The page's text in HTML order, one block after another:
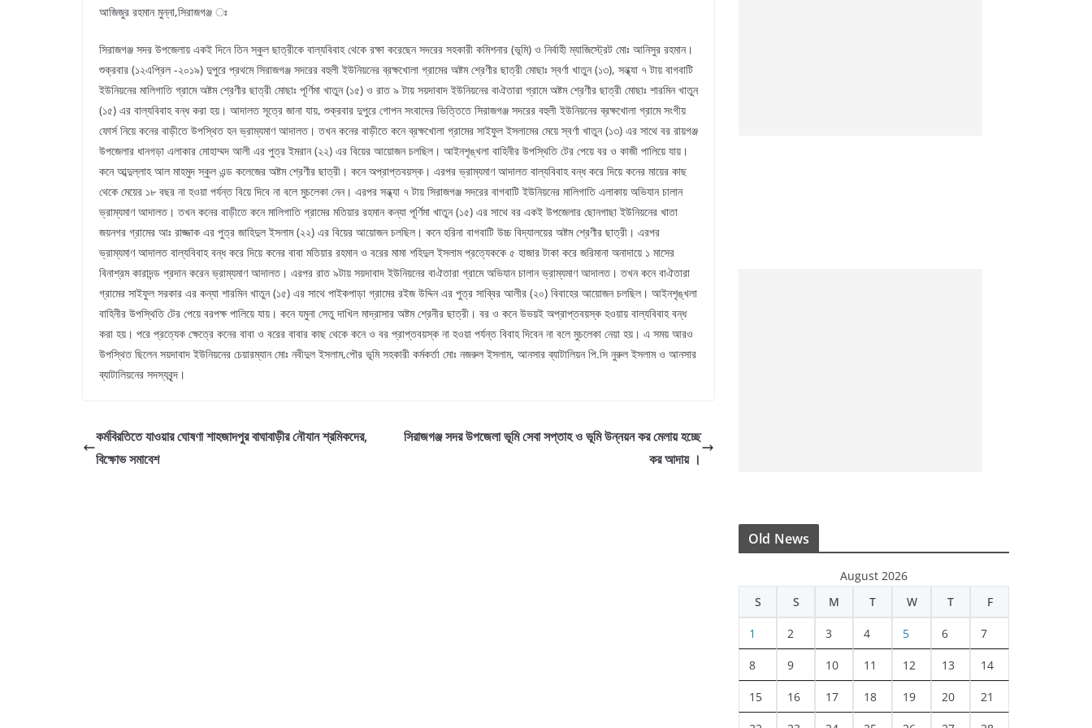
আজিজুর রহমান মুন্না,সিরাজগঞ্জ ঃ
সিরাজগঞ্জ সদর উপজেলায় একই দিনে তিন স্কুল ছাত্রীকে বাল্যবিবাহ থেকে রক্ষা করেছেন সদরের সহকারী কমিশনার (ভূমি) ও নির্বাহী ম্যাজিস্ট্রেট মোঃ আনিসুর রহমান।
শুক্রবার (১২এপ্রিল -২০১৯) দুপুরে প্রথমে সিরাজগঞ্জ সদরের বহুলী ইউনিয়নের ব্রক্ষখোলা গ্রামের অষ্টম শ্রেণীর ছাত্রী মোছাঃ স্বর্ণা খাতুন (১৩), সন্ধ্যা ৭ টায় বাগবাটি
ইউনিয়নের মালিগাতি গ্রামে অষ্টম শ্রেণীর ছাত্রী মোছাঃ পূর্ণিমা খাতুন (১৫) ও রাত ৯ টায় সয়দাবাদ ইউনিয়নের বাঐতারা গ্রামে অষ্টম শ্রেণীর ছাত্রী মোছাঃ শারমিন খাতুন
(১৫) এর বাল্যবিবাহ বন্ধ করা হয়। আদালত সূত্রে জানা যায়, শুক্রবার দুপুরে গোপন সংবাদের ভিত্তিতে সিরাজগঞ্জ সদরের বহুলী ইউনিয়নের ব্রক্ষখোলা গ্রামে সংগীয়
ফোর্স নিয়ে কনের বাড়ীতে উপস্থিত হন ভ্রাম্যমাণ আদালত। তখন কনের বাড়ীতে কনে ব্রক্ষখোলা গ্রামের সাইফুল ইসলামের মেয়ে স্বর্ণা খাতুন (১৩) এর সাথে বর রায়গঞ্জ
উপজেলার ধানগড়া এলাকার মোহাম্মদ আলী এর পুত্র ইমরান (২২) এর বিয়ের আয়োজন চলছিল। আইনশৃঙ্খলা বাহিনীর উপস্থিতি টের পেয়ে বর ও কাজী পালিয়ে যায়।
কনে আব্দুল্লাহ আল মাহমুদ স্কুল এন্ড কলেজের অষ্টম শ্রেণীর ছাত্রী। কনে অপ্রাপ্তবয়স্ক। এরপর ভ্রাম্যমাণ আদালত বাল্যবিবাহ বন্ধ করে দিয়ে কনের মায়ের কাছ
থেকে মেয়ের ১৮ বছর না হওয়া পর্যন্ত বিয়ে দিবে না বলে মুচলেকা নেন। এরপর সন্ধ্যা ৭ টায় সিরাজগঞ্জ সদরের বাগবাটি ইউনিয়নের মালিগাতি এলাকায় অভিযান চালান
ভ্রাম্যমাণ আদালত। তখন কনের বাড়ীতে কনে মালিগাতি গ্রামের মতিয়ার রহমান কন্যা পূর্ণিমা খাতুন (১৫) এর সাথে বর একই উপজেলার ছোনগাছা ইউনিয়নের খাতা
জয়নগর গ্রামের আঃ রাজ্জাক এর পুত্র জাহিদুল ইসলাম (২২) এর বিয়ের আয়োজন চলছিল। কনে হরিনা বাগবাটি উচ্চ বিদ্যালয়ের অষ্টম শ্রেণীর ছাত্রী। এরপর
ভ্রাম্যমাণ আদালত বাল্যবিবাহ বন্ধ করে দিয়ে কনের বাবা মতিয়ার রহমান ও বরের মামা শহিদুল ইসলাম প্রত্যেককে ৫ হাজার টাকা করে জরিমানা অনাদায়ে ১ মাসের
বিনাশ্রম কারাদন্ড প্রদান করেন ভ্রাম্যমাণ আদালত। এরপর রাত ৯টায় সয়দাবাদ ইউনিয়নের বাঐতারা গ্রামে অভিযান চালান ভ্রাম্যমাণ আদালত। তখন কনে বাঐতারা
গ্রামের সাইফুল সরকার এর কন্যা শারমিন খাতুন (১৫) এর সাথে পাইকপাড়া গ্রামের রইজ উদ্দিন এর পুত্র সাব্বির আলীর (২০) বিবাহের আয়োজন চলছিল। আইনশৃঙ্খলা
বাহিনীর উপস্থিতি টের পেয়ে বরপক্ষ পালিয়ে যায়। কনে যমুনা সেতু দাখিল মাদ্রাসার অষ্টম শ্রেনীর ছাত্রী। বর ও কনে উভয়ই অপ্রাপ্তবয়স্ক হওয়ায় বাল্যবিবাহ বন্ধ
করা হয়। পরে প্রত্যেক ক্ষেত্রে কনের বাবা ও বরের বাবার কাছ থেকে কনে ও বর প্রাপ্তবয়স্ক না হওয়া পর্যন্ত বিবাহ দিবেন না বলে মুচলেকা নেয়া হয়। এ সময় আরও
উপস্থিত ছিলেন সয়দাবাদ ইউনিয়নের চেয়ারম্যান মোঃ নবীদুল ইসলাম,পৌর ভূমি সহকারী কর্মকর্তা মোঃ নজরুল ইসলাম, আনসার ব্যাটালিয়ন পি.সি নুরুল ইসলাম ও আনসার
ব্যাটালিয়নের সদস্যবৃন্দ।
কর্মবিরতিতে যাওয়ার ঘোষণা শাহজাদপুর বাঘাবাড়ীর নৌযান শ্রমিকদের,
বিক্ষোভ সমাবেশ
সিরাজগঞ্জ সদর উপজেলা ভূমি সেবা সপ্তাহ ও ভূমি উন্নয়ন কর মেলায় হচ্ছে
কর আদায় ।
Old News
August 2026
S
S M T W T F
1 2 3 4 5 6 7
8 9 10 11 12 13 14
15 16 17 18 19 20 21